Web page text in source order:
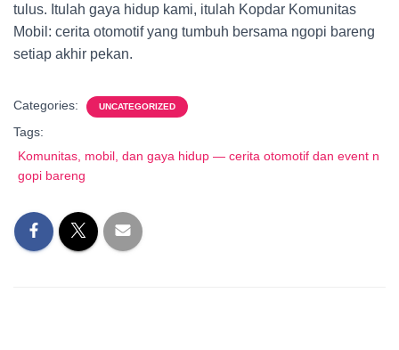
tulus. Itulah gaya hidup kami, itulah Kopdar Komunitas
Mobil: cerita otomotif yang tumbuh bersama ngopi bareng
setiap akhir pekan.
Categories: UNCATEGORIZED
Tags:
Komunitas, mobil, dan gaya hidup — cerita otomotif dan event n
gopi bareng